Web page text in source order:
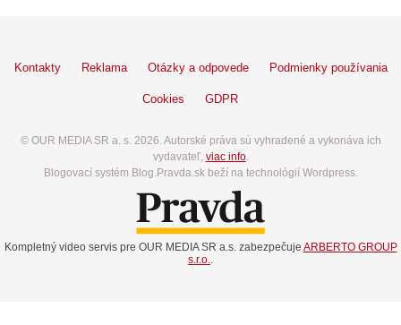
Kontakty Reklama Otázky a odpovede Podmienky používania
Cookies GDPR
© OUR MEDIA SR a. s. 2026. Autorské práva sú vyhradené a vykonáva ich
vydavateľ, viac info.
Blogovací systém Blog.Pravda.sk beží na technológií Wordpress.
Kompletný video servis pre OUR MEDIA SR a.s. zabezpečuje ARBERTO GROUP
s.r.o..